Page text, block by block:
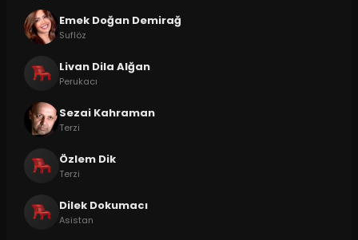
Emek Doğan Demirağ
Suflöz
Livan Dila Alğan
Perukacı
Sezai Kahraman
Terzi
Özlem Dik
Terzi
Dilek Dokumacı
Asistan